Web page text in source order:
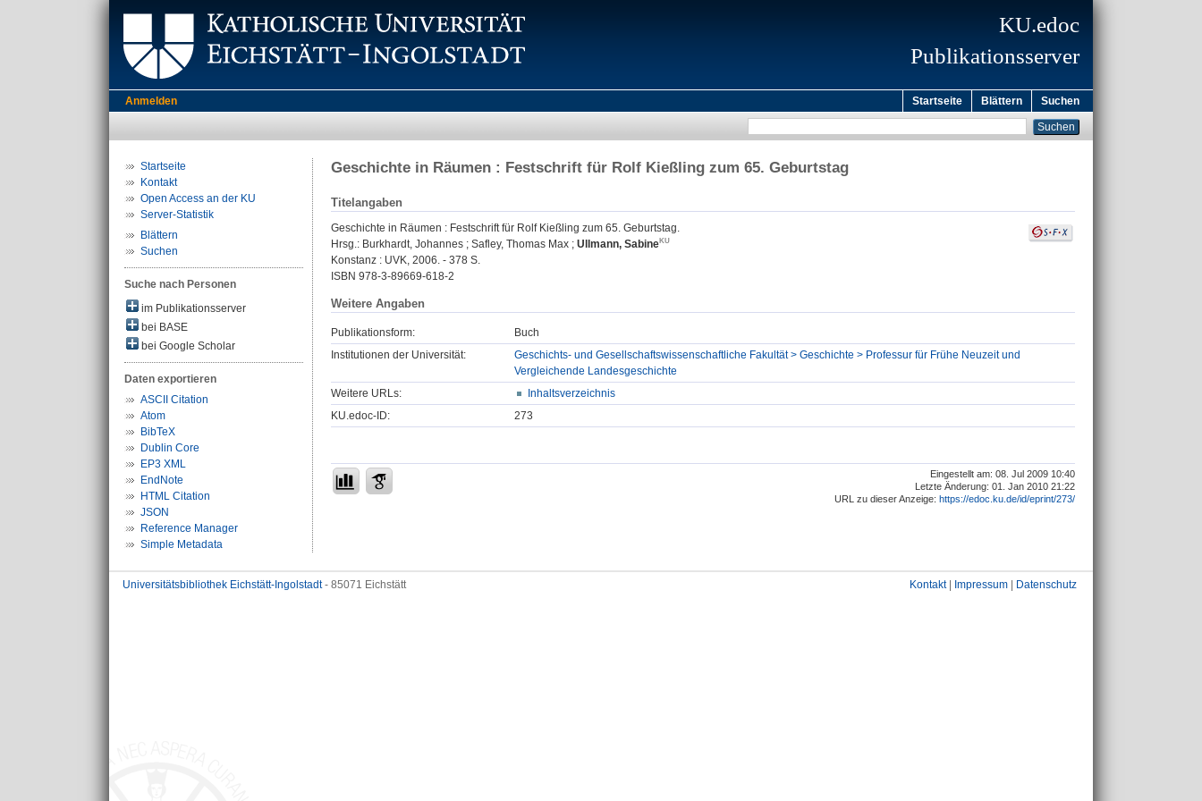
KU.edoc
Publikationsserver
Anmelden Startseite Blättern Suchen
Startseite
Kontakt
Open Access an der KU
Server-Statistik
Blättern
Suchen
Suche nach Personen
im Publikationsserver
bei BASE
bei Google Scholar
Daten exportieren
ASCII Citation
Atom
BibTeX
Dublin Core
EP3 XML
EndNote
HTML Citation
JSON
Reference Manager
Simple Metadata
Geschichte in Räumen : Festschrift für Rolf Kießling zum 65. Geburtstag
Titelangaben
Geschichte in Räumen : Festschrift für Rolf Kießling zum 65. Geburtstag.
Hrsg.: Burkhardt, Johannes ; Safley, Thomas Max ; Ullmann, Sabine
Konstanz : UVK, 2006. - 378 S.
ISBN 978-3-89669-618-2
Weitere Angaben
Publikationsform:
Buch
Institutionen der Universität:
Geschichts- und Gesellschaftswissenschaftliche Fakultät > Geschichte > Professur für Frühe Neuzeit und
Vergleichende Landesgeschichte
Weitere URLs:
Inhaltsverzeichnis
KU.edoc-ID:
273
Eingestellt am: 08. Jul 2009 10:40
Letzte Änderung: 01. Jan 2010 21:22
URL zu dieser Anzeige: https://edoc.ku.de/id/eprint/273/
Universitätsbibliothek Eichstätt-Ingolstadt- 85071 Eichstätt Kontakt| Impressum Datenschutz